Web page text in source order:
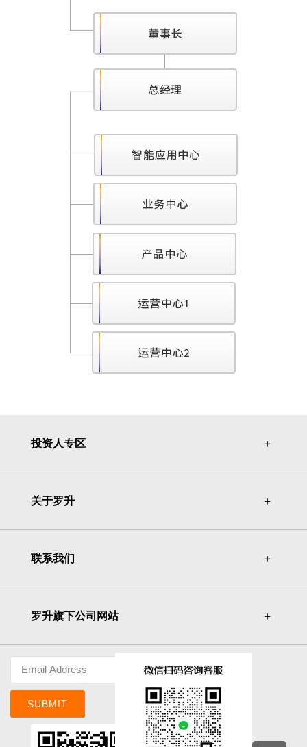
投资人专区 ＋
＋
关于罗升 ＋
＋
联系我们 ＋
＋
罗升旗下公司网站 ＋
＋
SUBMIT